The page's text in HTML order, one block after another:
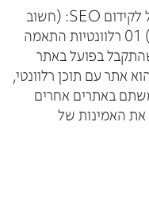
הכירו את חמשת הפרמטרים של גוגל לקידום SEO: (חשוב
להבין אותם לפני שניגשים למלאכה) 01 רלוונטיות התאמה
בפועל באתר
אתר עם תוכן רלוונטי,
אם השתמשתם באתרים אחרים
האמינות של